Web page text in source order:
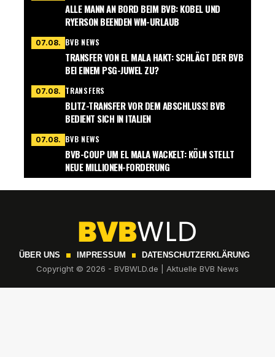
ALLE MANN AN BORD BEIM BVB: KOBEL UND
RYERSON BEENDEN WM-URLAUB
07.08. BVB NEWS
TRANSFER VON EL MALA HAKT: SCHLÄGT DER BVB
BEI EINEM PSG-JUWEL ZU?
07.08. TRANSFERS
BLITZ-TRANSFER VOR DEM ABSCHLUSS! BVB
BEDIENT SICH IN ITALIEN
07.08. BVB NEWS
BVB-COUP UM EL MALA WACKELT: KÖLN STELLT
NEUE MILLIONEN-FORDERUNG
ÜBER UNS IMPRESSUM DATENSCHUTZERKLÄRUNG
Copyright © 2026 - BVBWLD.de | Aktuelle BVB News